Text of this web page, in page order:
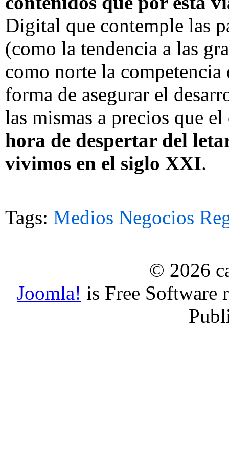
Digital que contemple las
(como la tendencia a las
como norte la
forma de asegurar el
las mismas a precios que
hora de despertar del
vivimos en el siglo XXI.
Tags: Medios Negocios
© 2026
Joomla! is Free Software